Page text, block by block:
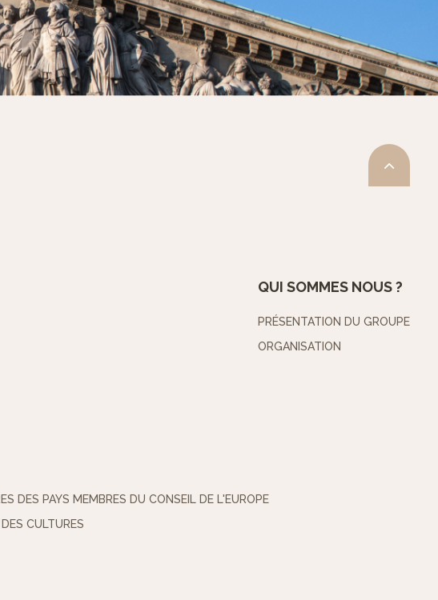
QUI SOMMES NOUS ?
PRÉSENTATION DU GROUPE
ORGANISATION
DES PAYS MEMBRES DU CONSEIL DE L'EUROPE
CULTURES